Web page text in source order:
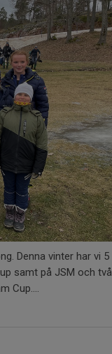
Denna vinter har vi 5
samt på JSM och två
Cup....